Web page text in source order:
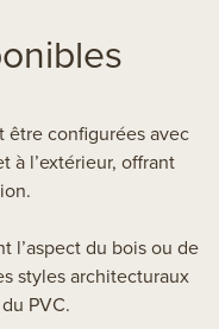
être configurées avec
à l’extérieur, offrant
l’aspect du bois ou de
styles architecturaux
PVC.